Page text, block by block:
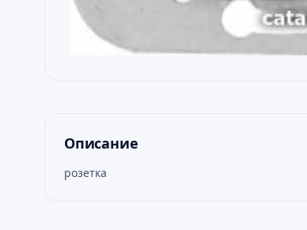
Описание
розетка